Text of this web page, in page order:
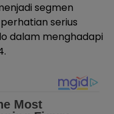
segmen
serius
dalam menghadapi